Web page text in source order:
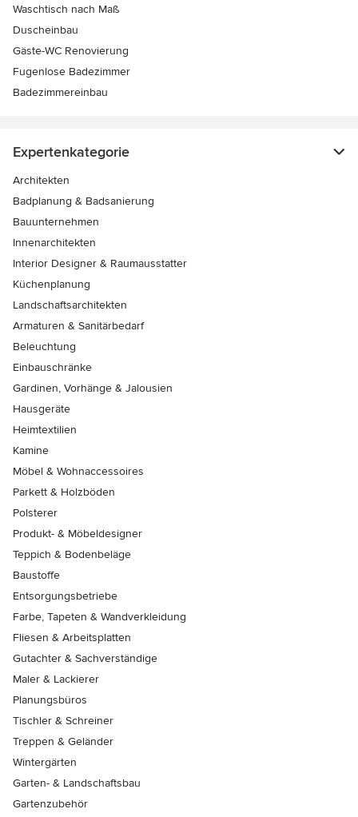
Waschtisch nach Maß
Duscheinbau
Gäste-WC Renovierung
Fugenlose Badezimmer
Badezimmereinbau
Expertenkategorie
Architekten
Badplanung & Badsanierung
Bauunternehmen
Innenarchitekten
Interior Designer & Raumausstatter
Küchenplanung
Landschaftsarchitekten
Armaturen & Sanitärbedarf
Beleuchtung
Einbauschränke
Gardinen, Vorhänge & Jalousien
Hausgeräte
Heimtextilien
Kamine
Möbel & Wohnaccessoires
Parkett & Holzböden
Polsterer
Produkt- & Möbeldesigner
Teppich & Bodenbeläge
Baustoffe
Entsorgungsbetriebe
Farbe, Tapeten & Wandverkleidung
Fliesen & Arbeitsplatten
Gutachter & Sachverständige
Maler & Lackierer
Planungsbüros
Tischler & Schreiner
Treppen & Geländer
Wintergärten
Garten- & Landschaftsbau
Gartenzubehör